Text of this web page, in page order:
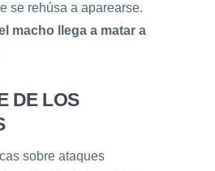
se rehúsa a aparearse.
macho llega a matar a
DE LOS
sobre ataques